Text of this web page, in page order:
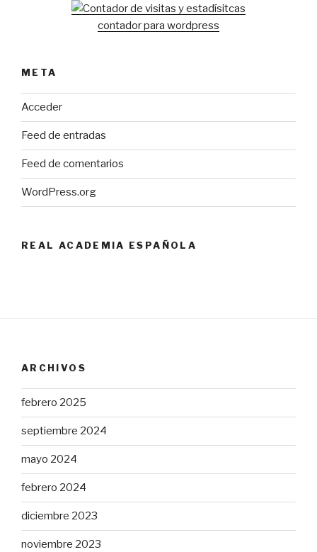
contador para wordpress
META
Acceder
Feed de entradas
Feed de comentarios
WordPress.org
REAL ACADEMIA ESPAÑOLA
ARCHIVOS
febrero 2025
septiembre 2024
mayo 2024
febrero 2024
diciembre 2023
noviembre 2023